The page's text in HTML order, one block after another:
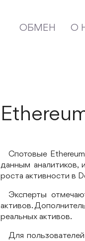
ОБМЕН О
Спотовые
данным аналитиков,
роста активности в
Эксперты
активов.
реальных активов.
Для